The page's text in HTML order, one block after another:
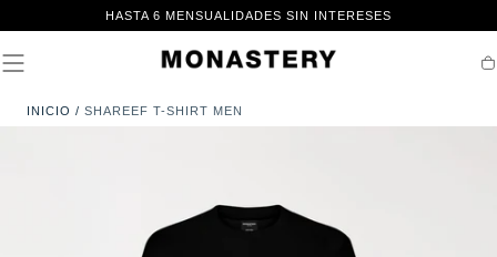
CONTENIDO
HASTA 6 MENSUALIDADES SIN INTERESES
INICIO / SHAREEF T-SHIRT MEN